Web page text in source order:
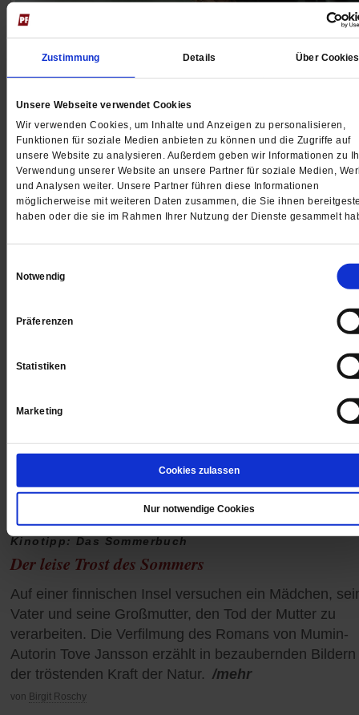
Zustimmung Details Über Cookies
Unsere Webseite verwendet Cookies
Wir verwenden Cookies, um Inhalte und Anzeigen zu personalisieren,
Funktionen für soziale Medien anbieten zu können und die Zugriffe auf
unsere Website zu analysieren. Außerdem geben wir Informationen zu
Verwendung unserer Website an unsere Partner für soziale Medien,
und Analysen weiter. Unsere Partner führen diese Informationen
möglicherweise mit weiteren Daten zusammen, die Sie ihnen
haben oder die sie im Rahmen Ihrer Nutzung der Dienste gesammelt
Notwendig
Präferenzen
Statistiken
Marketing
Cookies zulassen
Nur notwendige Cookies
Etty Hillesum
Etty Hillesums mystisches Erwachen
Die neue Serie »Etty« in der arte-Mediathek ist ein
außergewöhnlicher Arthousefilm, der unter die Haut
Kinotipp: Das Sommerbuch
Der leise Trost des Sommers
Auf einer finnischen Insel versuchen ein Mädchen,
Vater und seine Großmutter, den Tod der Mutter zu
verarbeiten. Die Verfilmung des Romans von Mumin-
Autorin Tove Jansson erzählt in bezaubernden Bildern
der tröstenden Kraft der Natur. /mehr
von Birgit Roschy